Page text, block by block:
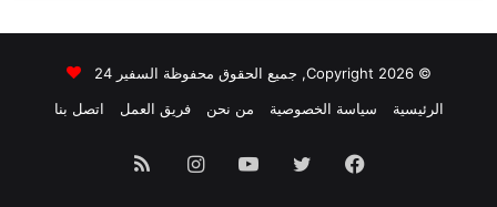
© Copyright 2026, جميع الحقوق محفوظة السفير 24
الرئيسية
سياسة الخصوصية من نحن فريق العمل اتصل بنا
فيسبوك تويتر يوتيوبانستقرامملخص